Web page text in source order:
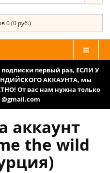
0 (0 руб.)
первый раз, ЕСЛИ У
АККАУНТА, мы
От вас нам нужна только
аккаунт
the wild